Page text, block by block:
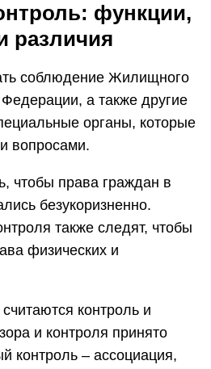
функции,
различия
соблюдение Жилищного
а также другие
органы, которые
вопросами.
чтобы права граждан в
безукоризненно.
также следят, чтобы
физических и
контроль и
и контроля принято
контроль – ассоциация,